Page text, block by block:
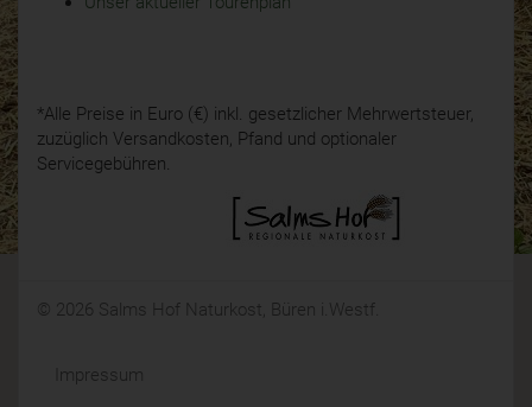
*Alle Preise in Euro (€) inkl. gesetzlicher Mehrwertsteuer,
zuzüglich Versandkosten, Pfand und optionaler
Servicegebühren.
© 2026 Salms Hof Naturkost, Büren i.Westf.
Impressum